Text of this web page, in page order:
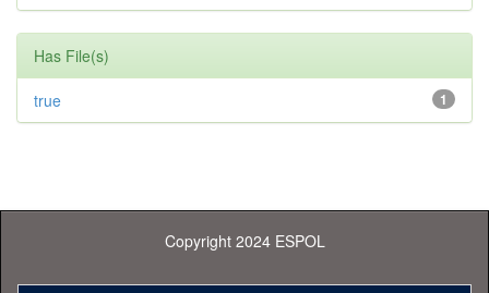
Has File(s)
1
true
Copyright 2024 ESPOL